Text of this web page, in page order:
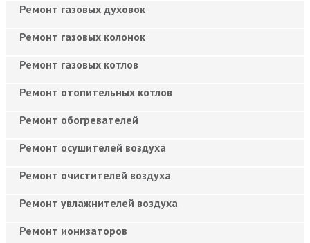
Ремонт газовых духовок
Ремонт газовых колонок
Ремонт газовых котлов
Ремонт отопительных котлов
Ремонт обогревателей
Ремонт осушителей воздуха
Ремонт очистителей воздуха
Ремонт увлажнителей воздуха
Ремонт ионизаторов